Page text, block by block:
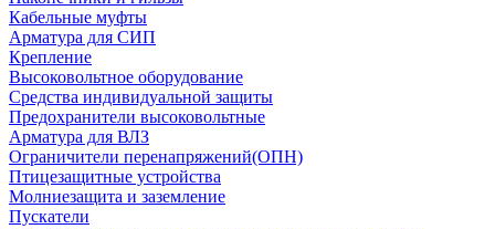
Кабельные муфты
Арматура для СИП
Крепление
Высоковольтное оборудование
Средства индивидуальной защиты
Предохранители высоковольтные
Арматура для ВЛЗ
Ограничители перенапряжений(ОПН)
Птицезащитные устройства
Молниезащита и заземление
Пускатели